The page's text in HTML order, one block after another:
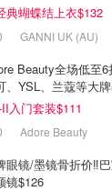
典蝴蝶结上衣$132
GANNI UK (AU)
Beauty全场低至6
、YSL、兰蔻等大
入门套装$111
Adore Beauty
眼镜/墨镜骨折价‼️
镜$126